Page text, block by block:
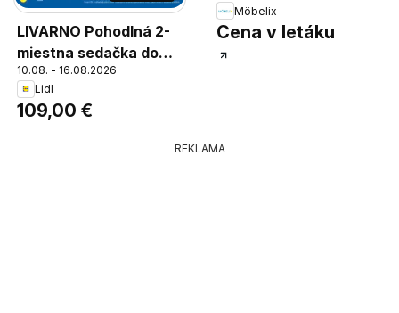
LIVARNO Pohodlná 2-
miestna sedačka do
interiéru, 2-miestna
sedačka do interiéru,
max. nosnosť: 220 kg,
10.08. - 16.08.2026
Lidl
109,00 €
Möbelix
Cena v letáku
REKLAMA